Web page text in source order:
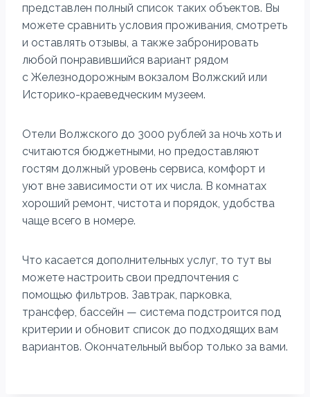
представлен полный список таких объектов. Вы
можете сравнить условия проживания, смотреть
и оставлять отзывы, а также забронировать
любой понравившийся вариант рядом
с Железнодорожным вокзалом Волжский или
Историко-краеведческим музеем.
Отели Волжского до 3000 рублей за ночь хоть и
считаются бюджетными, но предоставляют
гостям должный уровень сервиса, комфорт и
уют вне зависимости от их числа. В комнатах
хороший ремонт, чистота и порядок, удобства
чаще всего в номере.
Что касается дополнительных услуг, то тут вы
можете настроить свои предпочтения с
помощью фильтров. Завтрак, парковка,
трансфер, бассейн — система подстроится под
критерии и обновит список до подходящих вам
вариантов. Окончательный выбор только за вами.